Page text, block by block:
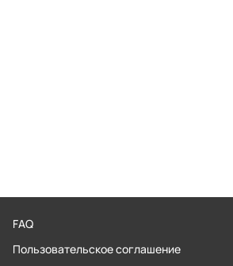
FAQ
Пользовательское соглашение